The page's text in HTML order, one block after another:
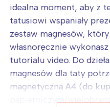
idealna moment, aby z
tatusiowi wspaniały
zestaw magnesów,
własnoręcznie
tutorialu video. Do
magnesów dla taty
magnetyczna A4 (do